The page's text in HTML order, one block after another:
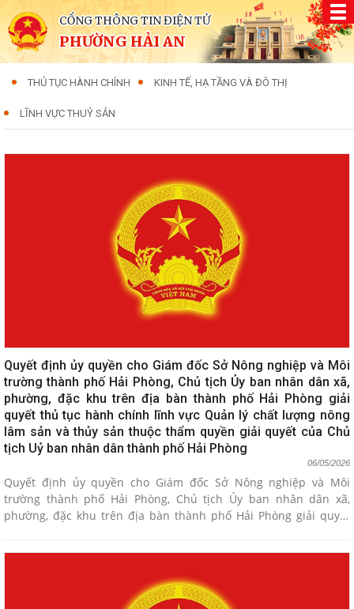
CỔNG THÔNG TIN ĐIỆN TỬ
PHƯỜNG HẢI AN
THỦ TỤC HÀNH CHÍNH KINH TẾ, HẠ TẦNG VÀ ĐÔ THỊ
LĨNH VỰC THUỶ SẢN
Quyết định ủy quyền cho Giám đốc Sở Nông nghiệp và Môi
trường thành phố Hải Phòng, Chủ tịch Ủy ban nhân dân xã,
phường, đặc khu trên địa bàn thành phố Hải Phòng giải
quyết thủ tục hành chính lĩnh vực Quản lý chất lượng nông
lâm sản và thủy sản thuộc thẩm quyền giải quyết của Chủ
tịch Uỷ ban nhân dân thành phố Hải Phòng
06/05/2026
Quyết định ủy quyền cho Giám đốc Sở Nông nghiệp và Môi
trường thành phố Hải Phòng, Chủ tịch Ủy ban nhân dân xã,
phường, đặc khu trên địa bàn thành phố Hải Phòng giải quyết
thủy sản thuộc thẩm quyền giải quyết của Chủ tịch Uỷ ban nhân